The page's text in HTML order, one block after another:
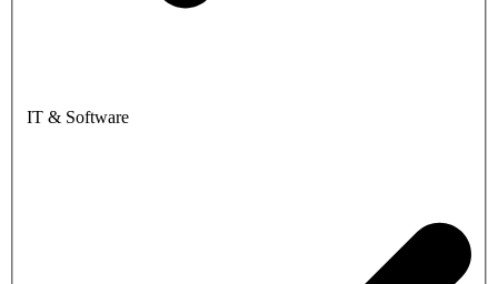
IT & Software